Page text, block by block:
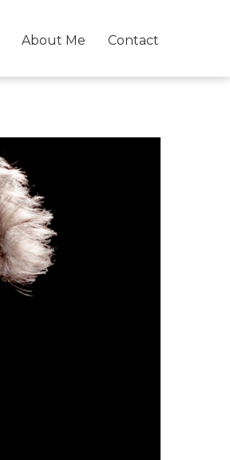
About Me Contact